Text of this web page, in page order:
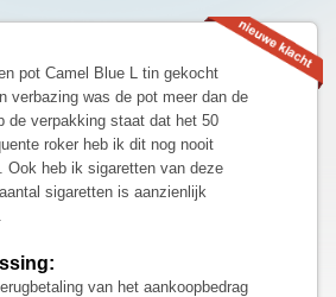
pot Camel Blue L tin gekocht
verbazing was de pot meer dan de
de verpakking staat dat het 50
roker heb ik dit nog nooit
Ook heb ik sigaretten van deze
sigaretten is aanzienlijk
van het aankoopbedrag